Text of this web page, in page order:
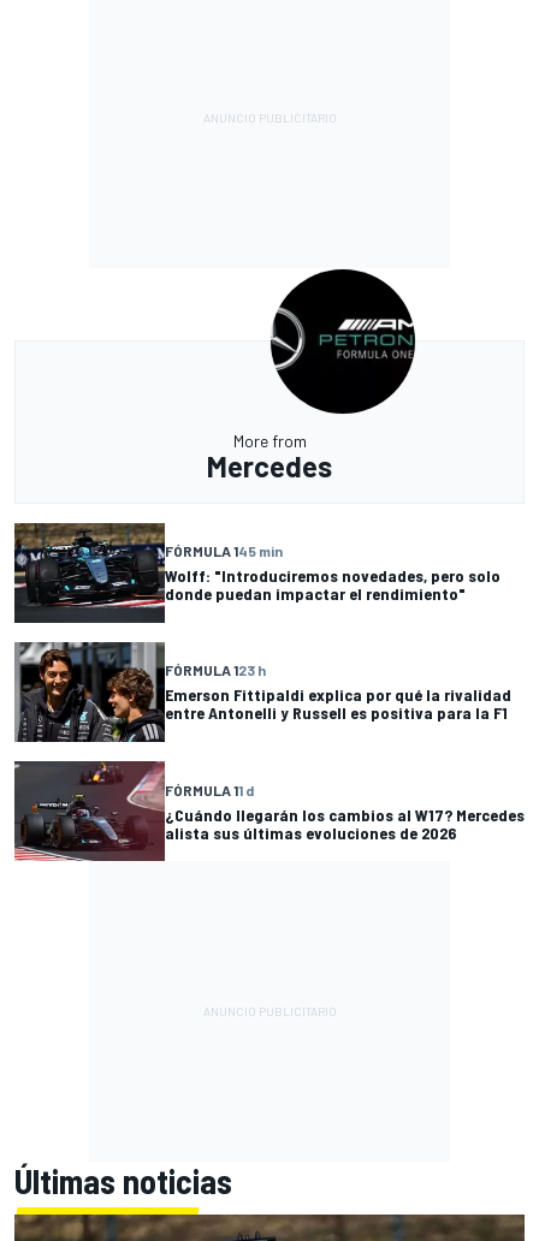
More from
Mercedes
FÓRMULA 145 min
Wolff: "Introduciremos novedades, pero solo
donde puedan impactar el rendimiento"
FÓRMULA 123 h
Emerson Fittipaldi explica por qué la rivalidad
entre Antonelli y Russell es positiva para la F1
FÓRMULA 11 d
¿Cuándo llegarán los cambios al W17? Mercedes
alista sus últimas evoluciones de 2026
Últimas noticias